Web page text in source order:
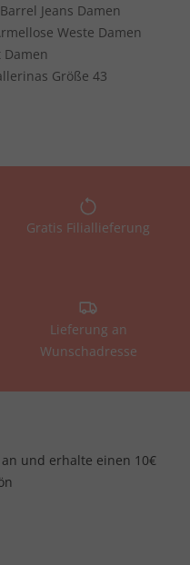
Barrel Jeans Damen
Weste Damen
Damen
Größe 43
Gratis Filiallieferung
Lieferung an
Wunschadresse
und erhalte einen 10€